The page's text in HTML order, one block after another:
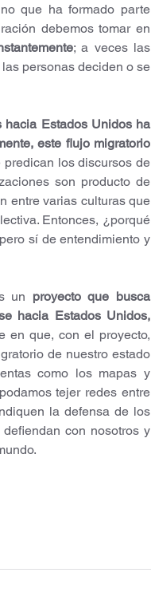
debemos tomar en
; a veces las
personas deciden o se
hacia Estados Unidos ha
este flujo migratorio
los discursos de
son producto de
entre varias culturas que
Entonces, ¿porqué
sí de entendimiento y
un proyecto que busca
hacia Estados Unidos,
en que, con el proyecto,
de nuestro estado
como los mapas y
tejer redes entre
la defensa de los
con nosotros y